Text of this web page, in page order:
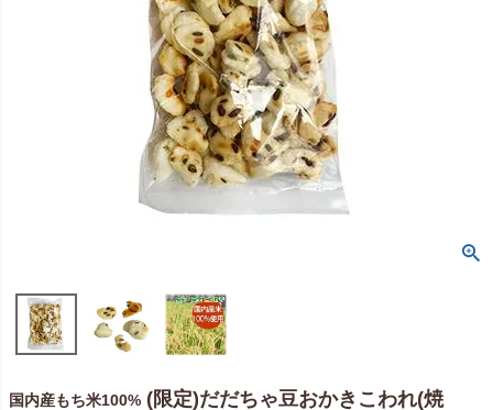
国内産もち米100% (限定)だだちゃ豆おかきこわれ(焼